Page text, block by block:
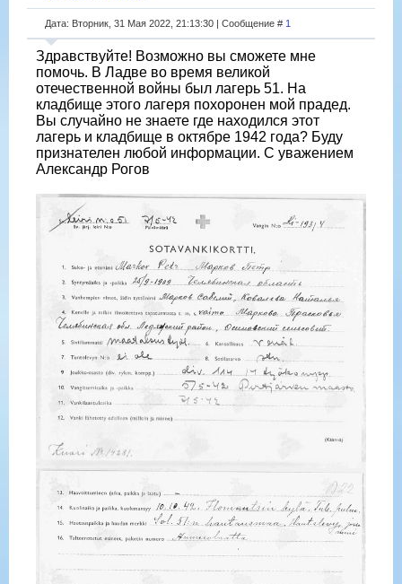
Дата: Вторник, 31 Мая 2022, 21:13:30 | Сообщение # 1
Здравствуйте! Возможно вы сможете мне
помочь. В Ладве во время великой
отечественной войны был лагерь 51. На
кладбище этого лагеря похоронен мой прадед.
Вы случайно не знаете где находился этот
лагерь и кладбище в октябре 1942 года? Буду
признателен любой информации. С уважением
Александр Рогов